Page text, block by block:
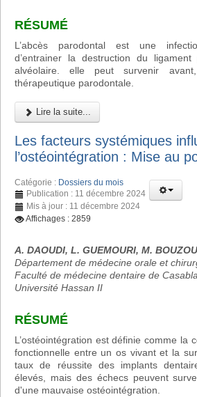
RÉSUMÉ
L’abcès parodontal est une
d’entrainer la destruction du
alvéolaire. elle peut survenir
thérapeutique parodontale.
Lire la suite...
Les facteurs systémiques
l’ostéointégration : Mise au
Catégorie : Dossiers du mois
Publication : 11 décembre 2024
Mis à jour : 11 décembre 2024
Affichages : 2859
A. DAOUDI, L. GUEMOURI, M.
Département de médecine orale et
Faculté de médecine dentaire de
Université Hassan II
RÉSUMÉ
L’ostéointégration est définie comme la
fonctionnelle entre un os vivant et la
taux de réussite des implants
élevés, mais des échecs peuvent
d'une mauvaise ostéointégration.